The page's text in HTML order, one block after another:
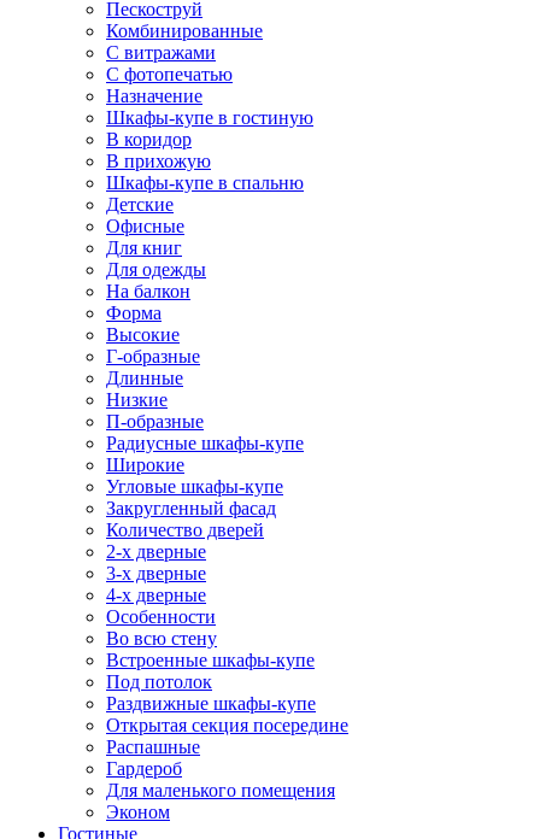
Пескоструй
Комбинированные
С витражами
С фотопечатью
Назначение
Шкафы-купе в гостиную
В коридор
В прихожую
Шкафы-купе в спальню
Детские
Офисные
Для книг
Для одежды
На балкон
Форма
Высокие
Г-образные
Длинные
Низкие
П-образные
Радиусные шкафы-купе
Широкие
Угловые шкафы-купе
Закругленный фасад
Количество дверей
2-х дверные
3-х дверные
4-х дверные
Особенности
Во всю стену
Встроенные шкафы-купе
Под потолок
Раздвижные шкафы-купе
Открытая секция посередине
Распашные
Гардероб
Для маленького помещения
Эконом
Гостиные